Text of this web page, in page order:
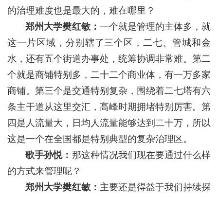
的治理难度也是最大的，难在哪里？
郑州大学樊红敏： 一个就是管理的主体多，就
这一片区域，分别辖了三个区，二七、管城和金
水，还有五个街道办事处，统筹协调非常难。第二
个就是商铺特别多，二十二个商业体，有一万多家
商铺。第三个是交通特别复杂，围绕着二七塔有六
条主干道从这里交汇，高峰时期拥堵特别厉害。第
四是人流量大，日均人流量能够达到二十万，所以
这是一个在全国都是特别典型的复杂治理区。
歌手孙悦： 那这种情况我们现在要通过什么样
的方式来管理呢？
郑州大学樊红敏： 主要还是得益于我们持续探